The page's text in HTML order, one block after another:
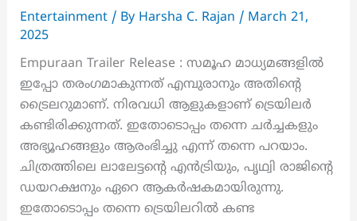
Entertainment/ By Harsha C. Rajan / March 21,
2025
Empuraan Trailer Release : സമൂഹ മാധ്യമങ്ങളിൽ
ഇപ്പോ തരംഗമാകുന്നത് എമ്പുരാനും അതിന്റെ
ട്രൈലറുമാണ്. നിരവധി ആളുകളാണ് ട്രെയിലർ
കണ്ടിരിക്കുന്നത്. ഇതോടൊപ്പം തന്നെ ചർച്ചകളും
അഭ്യൂഹങ്ങളും ആരംഭിച്ചു എന്ന് തന്നെ പറയാം.
ചിത്രത്തിലെ ലാലേട്ടന്റെ എൻട്രിയും, പൃഥ്വി രാജിന്റെ
ഡയറക്ഷനും ഏറെ ആകർഷകമായിരുന്നു.
ഇതോടൊപ്പം തന്നെ ട്രെയിലറിൽ കണ്ട